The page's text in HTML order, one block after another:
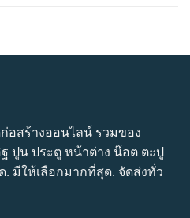
อสร้างออนไลน์ รวมของ
ปูน ประตู หน้าต่าง น๊อต ตะปู
มีให้เลือกมากที่สุด. จัดส่งทั่ว